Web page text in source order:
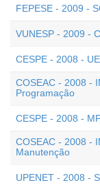
FEPESE - 2009 -
VUNESP - 2009 -
CESPE - 2008 -
COSEAC - 2008 -
Programação
CESPE - 2008 -
COSEAC - 2008 -
Manutenção
UPENET - 2008 -